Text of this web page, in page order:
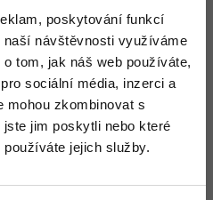
poskytování funkcí
návštěvnosti využíváme
tom, jak náš web používáte,
sociální média, inzerci a
mohou zkombinovat s
jim poskytli nebo které
jejich služby.
8.6.2014 17:19
Samozřejmě tu Win8 si někde
z výroby
Sedmičku už nechci